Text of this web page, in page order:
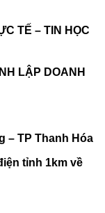
TẾ – TIN HỌC
LẬP DOANH
– TP Thanh Hóa
tỉnh 1km về